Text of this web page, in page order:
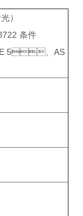
）
条件
5、AS